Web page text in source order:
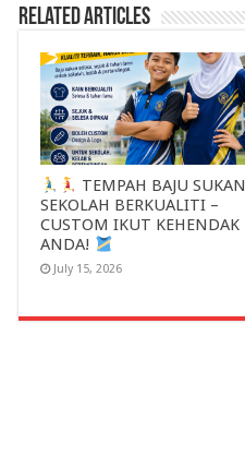
Related Articles
TEMPAH BAJU SUKAN
SEKOLAH BERKUALITI –
CUSTOM IKUT KEHENDAK
ANDA!
July 15, 2026